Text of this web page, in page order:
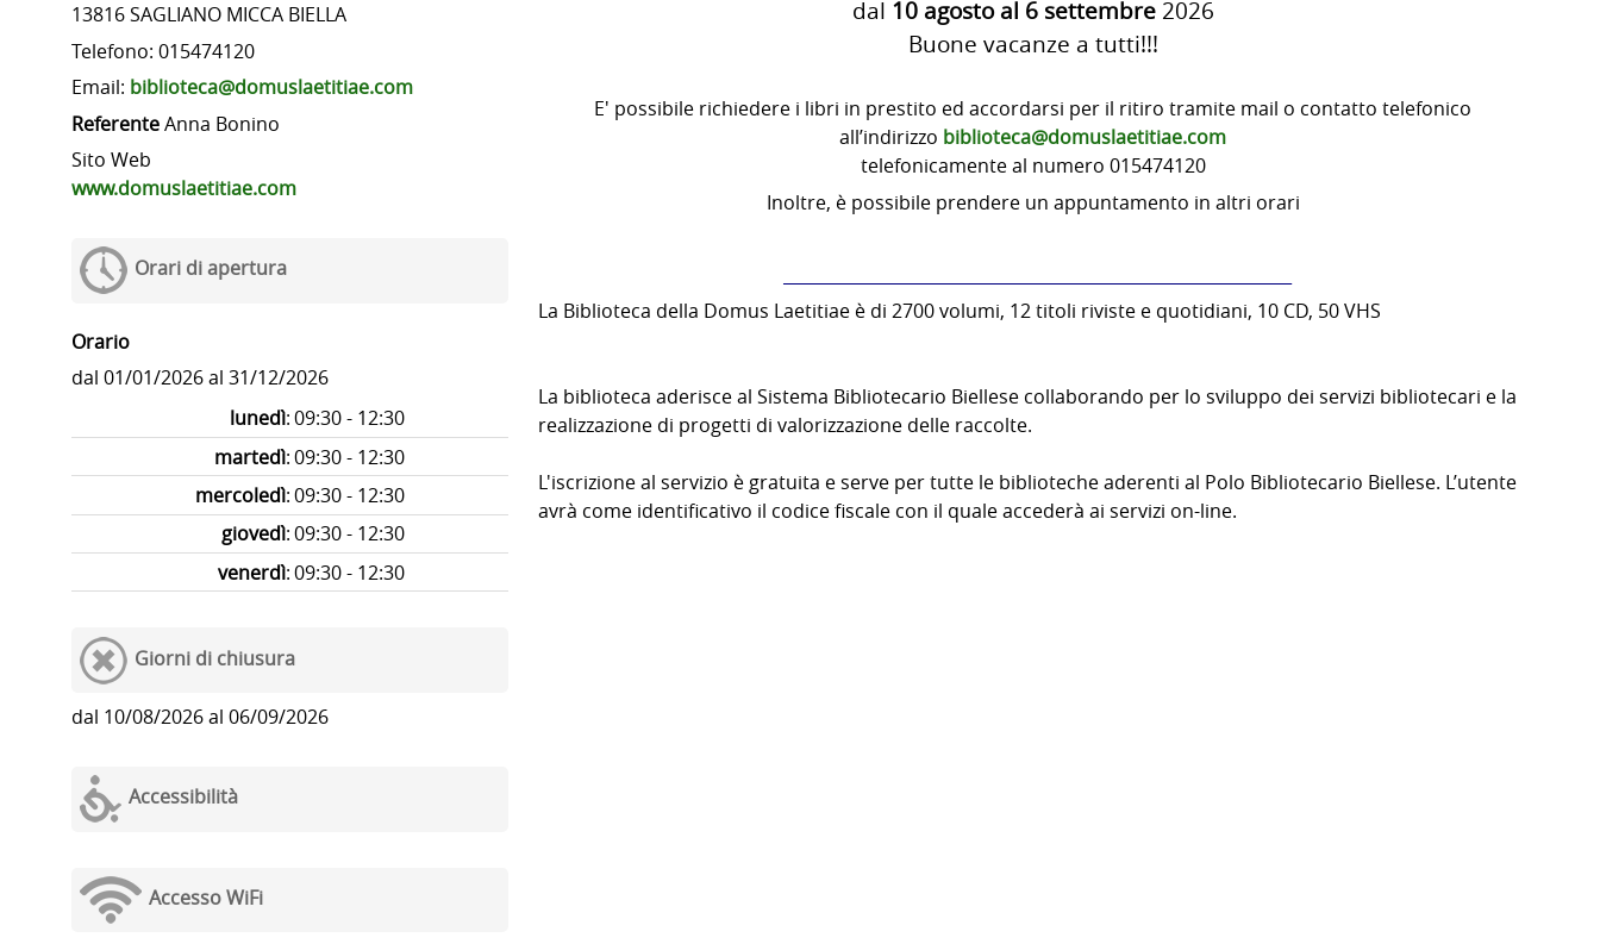
13816 SAGLIANO MICCA BIELLA
Telefono: 015474120
Email: biblioteca@domuslaetitiae.com
ReferenteAnna Bonino
Sito Web
www.domuslaetitiae.com
Orari di apertura
Orario
dal 01/01/2026 al 31/12/2026
lunedì:09:30 - 12:30
martedì:09:30 - 12:30
mercoledì:09:30 - 12:30
giovedì:09:30 - 12:30
venerdì:09:30 - 12:30
Giorni di chiusura
dal 10/08/2026 al 06/09/2026
Accessibilità
Accesso WiFi
dal 10 agosto al 6 settembre 2026
Buone vacanze a tutti!!!
E' possibile richiedere i libri in prestito ed accordarsi per il ritiro tramite mail o contatto telefonico
all’indirizzo biblioteca@domuslaetitiae.com
telefonicamente al numero 015474120
Inoltre, è possibile prendere un appuntamento in altri orari
La Biblioteca della Domus Laetitiae è di 2700 volumi, 12 titoli riviste e quotidiani, 10 CD, 50 VHS
La biblioteca aderisce al Sistema Bibliotecario Biellese collaborando per lo sviluppo dei servizi bibliotecari e la
realizzazione di progetti di valorizzazione delle raccolte.
L'iscrizione al servizio è gratuita e serve per tutte le biblioteche aderenti al Polo Bibliotecario Biellese. L’utente
avrà come identificativo il codice fiscale con il quale accederà ai servizi on-line.